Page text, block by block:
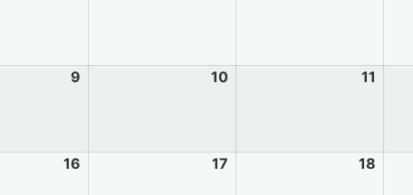
9 10 11
16 17 18